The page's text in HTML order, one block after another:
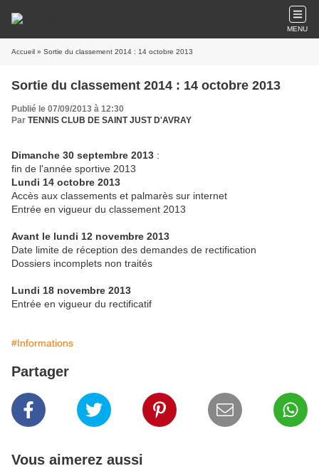
MENU
Accueil » Sortie du classement 2014 : 14 octobre 2013
Sortie du classement 2014 : 14 octobre 2013
Publié le 07/09/2013 à 12:30
Par TENNIS CLUB DE SAINT JUST D'AVRAY
Dimanche 30 septembre 2013 :
fin de l'année sportive 2013
Lundi 14 octobre 2013
Accès aux classements et palmarès sur internet
Entrée en vigueur du classement 2013
Avant le lundi 12 novembre 2013
Date limite de réception des demandes de rectification
Dossiers incomplets non traités
Lundi 18 novembre 2013
Entrée en vigueur du rectificatif
#Informations
Partager
Vous aimerez aussi